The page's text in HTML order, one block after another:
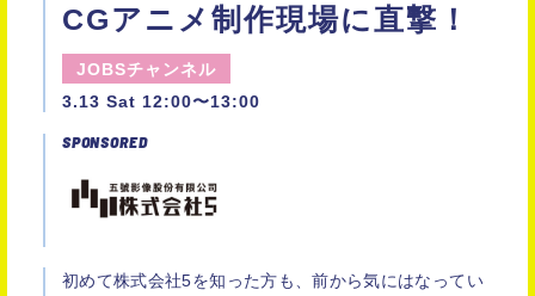
CGアニメ制作現場に直撃！
JOBSチャンネル
3.13 Sat 12:00〜13:00
SPONSORED
初めて株式会社5を知った方も、前から気にはなってい